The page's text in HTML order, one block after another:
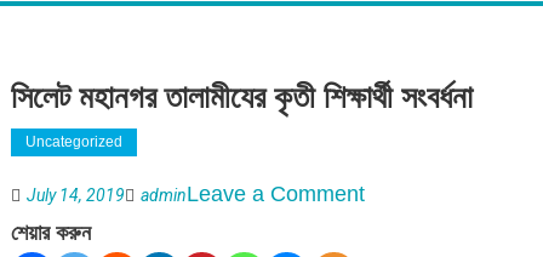
সিলেট মহানগর তালামীযের কৃতী শিক্ষার্থী সংবর্ধনা
Uncategorized
July 14, 2019 adminLeave a Commenton
শেয়ার করুন